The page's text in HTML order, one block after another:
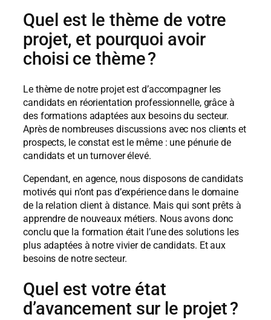
Quel est le thème de votre
projet, et pourquoi avoir
choisi ce thème ?
Le thème de notre projet est d’accompagner les
candidats en réorientation professionnelle, grâce à
des formations adaptées aux besoins du secteur.
Après de nombreuses discussions avec nos clients et
prospects, le constat est le même : une pénurie de
candidats et un turnover élevé.
Cependant, en agence, nous disposons de candidats
motivés qui n’ont pas d’expérience dans le domaine
de la relation client à distance. Mais qui sont prêts à
apprendre de nouveaux métiers. Nous avons donc
conclu que la formation était l’une des solutions les
plus adaptées à notre vivier de candidats. Et aux
besoins de notre secteur.
Quel est votre état
d’avancement sur le projet ?